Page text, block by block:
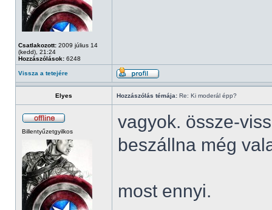
Csatlakozott: 2009 július 14
(kedd), 21:24
Hozzászólások: 6248
Vissza a tetejére
Elyes Hozzászólás témája: Re: Ki moderál épp?
Billentyűzetgyilkos
vagyok. össze-
beszállna még
most ennyi.